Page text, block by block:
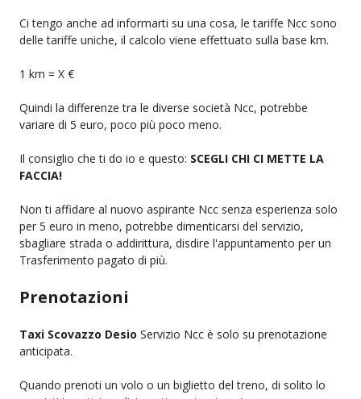
Ci tengo anche ad informarti su una cosa, le tariffe Ncc sono
delle tariffe uniche, il calcolo viene effettuato sulla base km.
1 km = X €
Quindi la differenze tra le diverse società Ncc, potrebbe
variare di 5 euro, poco più poco meno.
Il consiglio che ti do io e questo: SCEGLI CHI CI METTE LA
FACCIA!
Non ti affidare al nuovo aspirante Ncc senza esperienza solo
per 5 euro in meno, potrebbe dimenticarsi del servizio,
sbagliare strada o addirittura, disdire l'appuntamento per un
Trasferimento pagato di più.
Prenotazioni
Taxi Scovazzo Desio Servizio Ncc è solo su prenotazione
anticipata.
Quando prenoti un volo o un biglietto del treno, di solito lo